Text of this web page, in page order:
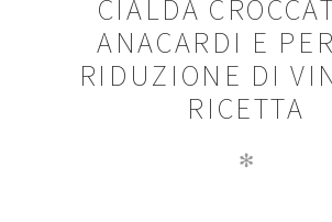
CIALDA
ANACARDI E
RIDUZIONE DI
RICETTA
✻